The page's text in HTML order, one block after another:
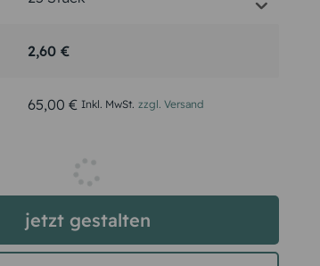
2,60 €
65,00 € Inkl. MwSt. zzgl. Versand
jetzt gestalten